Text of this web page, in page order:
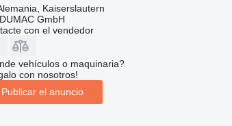
Kaiserslautern
GmbH
con el vendedor
vehículos o maquinaria?
con nosotros!
Publicar el anuncio